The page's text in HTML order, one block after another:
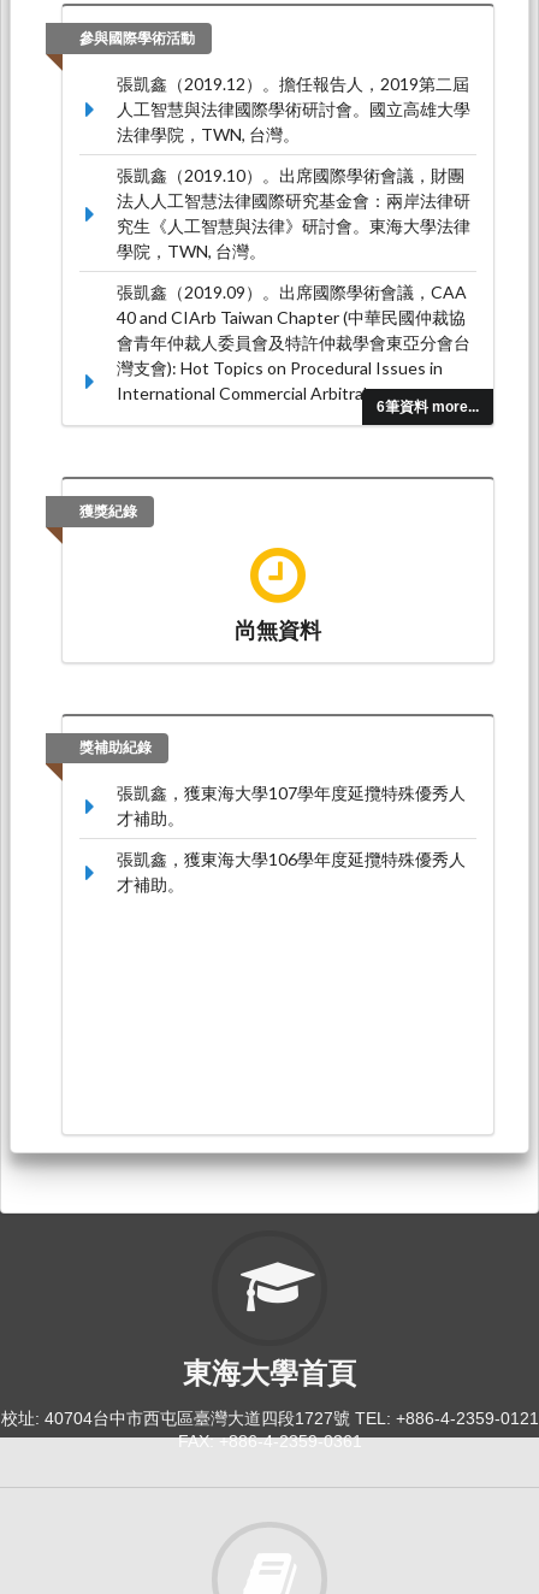
同體國際研討會【亞太區域之數位化及包容性】
（演講），財團法人太平洋經濟合作理事會中華
張凱鑫。2024年10月15日金屬中心「歐盟人工
智慧法案說明會」（講學），東海大學
（2024.10.15-2024.10.15）。
參與國際學術活動
6筆資料 more...
張凱鑫（2019.12）。擔任報告人，2019第二屆
人工智慧與法律國際學術研討會。國立高雄大學
法律學院，TWN, 台灣。
張凱鑫（2019.10）。出席國際學術會議，財團
法人人工智慧法律國際研究基金會：兩岸法律研
究生《人工智慧與法律》研討會。東海大學法律
學院，TWN, 台灣。
張凱鑫（2019.09）。出席國際學術會議，CAA
40 and CIArb Taiwan Chapter (中華民國仲裁協
會青年仲裁人委員會及特許仲裁學會東亞分會台
灣支會): Hot Topics on Procedural Issues in
International Commercial Arbitral
Proceedings。中華民國仲裁協會，第5會議室，
張凱鑫（2019.08）。出席國際學術會議，CIArb
International Commercial Arbitration by Prof.
Anselmo Reyes。The Garden Taipei (徐州路2號
獲獎紀錄
尚無資料
獎補助紀錄
張凱鑫，獲東海大學107學年度延攬特殊優秀人
才補助。
張凱鑫，獲東海大學106學年度延攬特殊優秀人
才補助。
東海大學首頁
校址: 40704台中市西屯區臺灣大道四段1727號 TEL: +886-4-2359-0121
FAX: +886-4-2359-0361